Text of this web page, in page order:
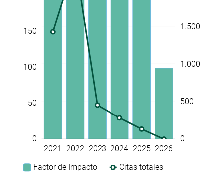
0
50
100
150
0
1.000
1.500
500
2021 2022 2023 2024 2025 2026
Factor de Impacto
Citas totales